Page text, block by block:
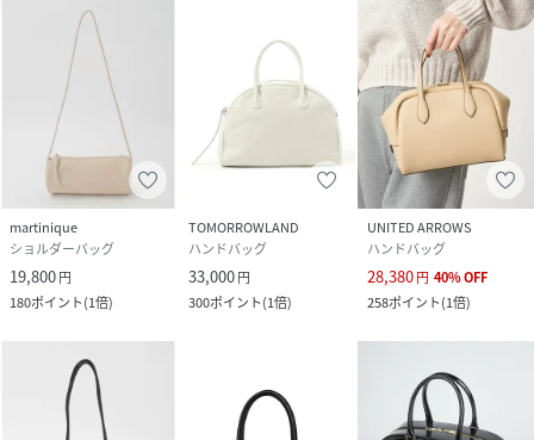
martinique
ショルダーバッグ
19,800円
180ポイント(1倍)
TOMORROWLAND
ハンドバッグ
33,000円
300ポイント(1倍)
UNITED ARROWS
ハンドバッグ
28,380円 40%OFF
258ポイント(1倍)